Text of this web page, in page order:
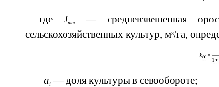
где Jmnt
— средневзвешенная
сельскохозяйственных культур, м3/га,
ai— доля культуры в севообороте;